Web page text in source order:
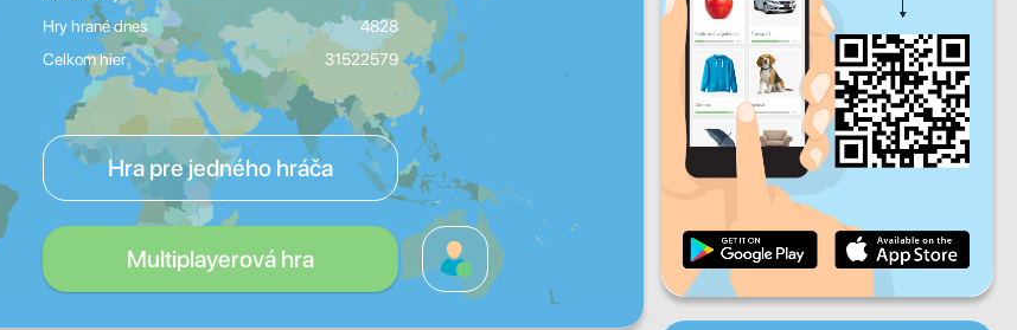
Hry hrané dnes
4828
Celkom hier
31522579
Hra pre jedného hráča
Multiplayerová hra
So Ne
Denný pokrok
Mesačný pokrok
Celkový postup